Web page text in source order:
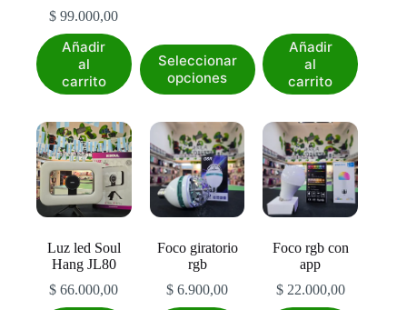
$ 99.000,00
Añadir
al
carrito
Seleccionar
opciones
Este
producto
tiene
Las
opciones
se
pueden
elegir
en
página
de
Añadir
al
carrito
Luz led Soul
Hang JL80
$ 66.000,00
Foco giratorio
rgb
$ 6.900,00
Foco rgb con
app
$22.000,00